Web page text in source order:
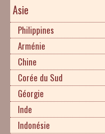
Asie
Philippines
Arménie
Chine
Corée du Sud
Géorgie
Inde
Indonésie